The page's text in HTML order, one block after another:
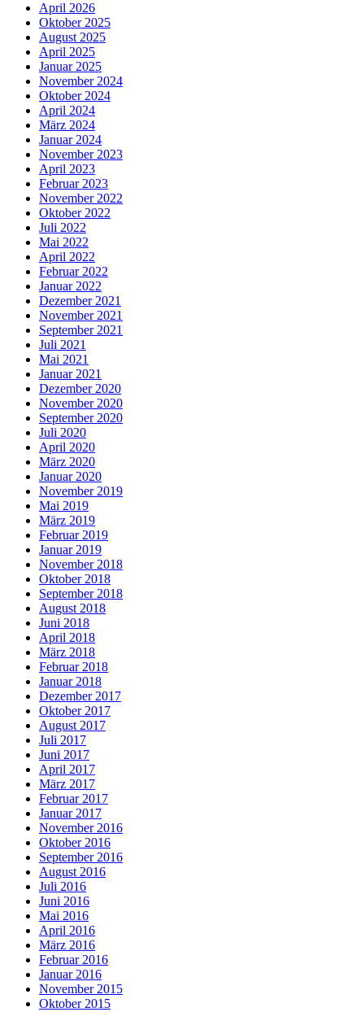
April 2026
Oktober 2025
August 2025
April 2025
Januar 2025
November 2024
Oktober 2024
April 2024
März 2024
Januar 2024
November 2023
April 2023
Februar 2023
November 2022
Oktober 2022
Juli 2022
Mai 2022
April 2022
Februar 2022
Januar 2022
Dezember 2021
November 2021
September 2021
Juli 2021
Mai 2021
Januar 2021
Dezember 2020
November 2020
September 2020
Juli 2020
April 2020
März 2020
Januar 2020
November 2019
Mai 2019
März 2019
Februar 2019
Januar 2019
November 2018
Oktober 2018
September 2018
August 2018
Juni 2018
April 2018
März 2018
Februar 2018
Januar 2018
Dezember 2017
Oktober 2017
August 2017
Juli 2017
Juni 2017
April 2017
März 2017
Februar 2017
Januar 2017
November 2016
Oktober 2016
September 2016
August 2016
Juli 2016
Juni 2016
Mai 2016
April 2016
März 2016
Februar 2016
Januar 2016
November 2015
Oktober 2015